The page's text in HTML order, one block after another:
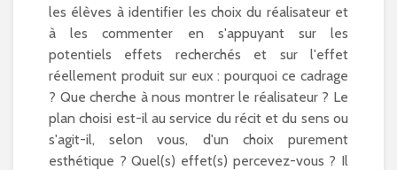
les élèves à identifier les choix du réalisateur et
à les commenter en s'appuyant sur les
potentiels effets recherchés et sur l'effet
réellement produit sur eux : pourquoi ce cadrage
? Que cherche à nous montrer le réalisateur ? Le
plan choisi est-il au service du récit et du sens ou
s'agit-il, selon vous, d'un choix purement
esthétique ? Quel(s) effet(s) percevez-vous ? Il